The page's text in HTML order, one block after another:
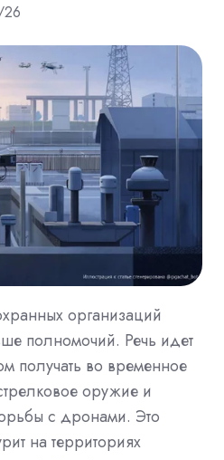
организаций
полномочий. Речь идет
получать во временное
оружие и
с дронами. Это
на территориях